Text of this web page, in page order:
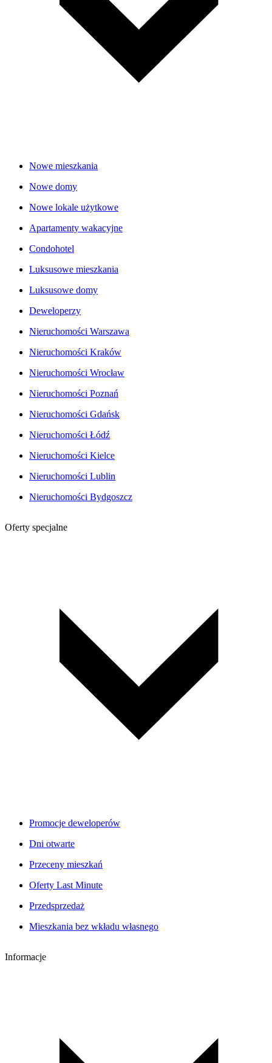
Nowe mieszkania
Nowe domy
Nowe lokale użytkowe
Apartamenty wakacyjne
Condohotel
Luksusowe mieszkania
Luksusowe domy
Deweloperzy
Nieruchomości Warszawa
Nieruchomości Kraków
Nieruchomości Wrocław
Nieruchomości Poznań
Nieruchomości Gdańsk
Nieruchomości Łódź
Nieruchomości Kielce
Nieruchomości Lublin
Nieruchomości Bydgoszcz
Oferty specjalne
Promocje deweloperów
Dni otwarte
Przeceny mieszkań
Oferty Last Minute
Przedsprzedaż
Mieszkania bez wkładu własnego
Informacje